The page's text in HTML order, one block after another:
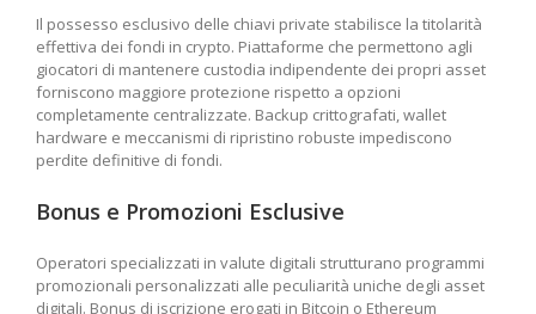
Il possesso esclusivo delle chiavi private stabilisce la titolarità
effettiva dei fondi in crypto. Piattaforme che permettono agli
giocatori di mantenere custodia indipendente dei propri asset
forniscono maggiore protezione rispetto a opzioni
completamente centralizzate. Backup crittografati, wallet
hardware e meccanismi di ripristino robuste impediscono
perdite definitive di fondi.
Bonus e Promozioni Esclusive
Operatori specializzati in valute digitali strutturano programmi
promozionali personalizzati alle peculiarità uniche degli asset
digitali. Bonus di iscrizione erogati in Bitcoin o Ethereum